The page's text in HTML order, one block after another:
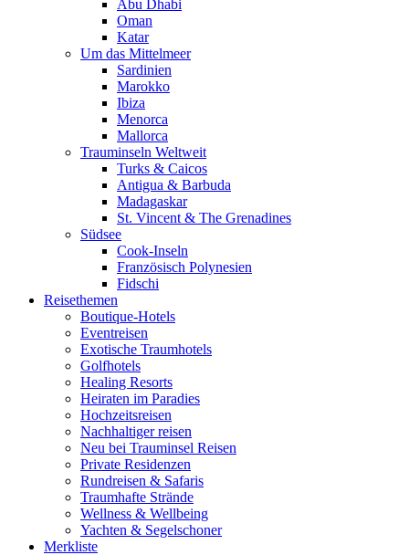
Abu Dhabi
Oman
Katar
Um das Mittelmeer
Sardinien
Marokko
Ibiza
Menorca
Mallorca
Trauminseln Weltweit
Turks & Caicos
Antigua & Barbuda
Madagaskar
St. Vincent & The Grenadines
Südsee
Cook-Inseln
Französisch Polynesien
Fidschi
Reisethemen
Boutique-Hotels
Eventreisen
Exotische Traumhotels
Golfhotels
Healing Resorts
Heiraten im Paradies
Hochzeitsreisen
Nachhaltiger reisen
Neu bei Trauminsel Reisen
Private Residenzen
Rundreisen & Safaris
Traumhafte Strände
Wellness & Wellbeing
Yachten & Segelschoner
Merkliste